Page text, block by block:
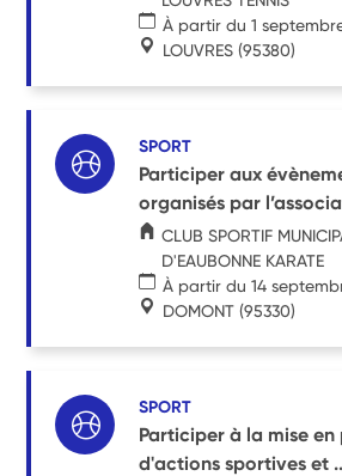
À partir du 1
LOUVRES (95380)
SPORT
Participer aux
organisés par
CLUB SPORTIF
D'EAUBONNE KARATE
À partir du 14
DOMONT (95330)
SPORT
Participer à la mise en
d'actions sportives et